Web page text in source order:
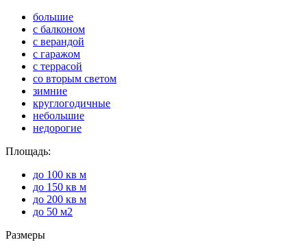
большие
с балконом
с верандой
с гаражом
с террасой
со вторым светом
зимние
круглогодичные
небольшие
недорогие
Площадь:
до 100 кв м
до 150 кв м
до 200 кв м
до 50 м2
Размеры